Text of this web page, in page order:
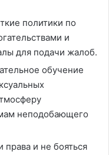
политики по
и
для подачи жалоб.
обучение
неподобающего
и не бояться